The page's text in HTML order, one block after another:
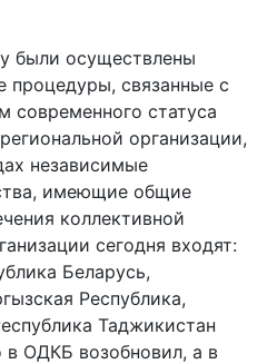
были осуществлены
процедуры, связанные с
статуса
организации,
независимые
имеющие общие
коллективной
сегодня входят:
Беларусь,
Республика,
Таджикистан
в ОДКБ возобновил, а в